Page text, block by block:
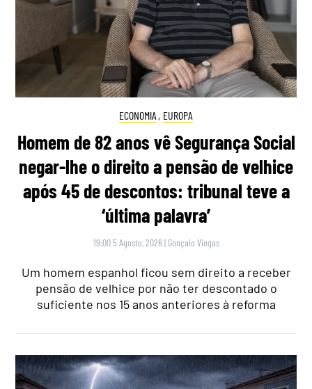
ECONOMIA , EUROPA
Homem de 82 anos vê Segurança Social
negar-lhe o direito a pensão de velhice
após 45 de descontos: tribunal teve a
‘última palavra’
19:00 5 Agosto, 2026 | Gonçalo Viegas
Um homem espanhol ficou sem direito a receber
pensão de velhice por não ter descontado o
suficiente nos 15 anos anteriores à reforma